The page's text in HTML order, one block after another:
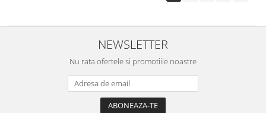
NEWSLETTER
Nu rata ofertele si promotiile noastre